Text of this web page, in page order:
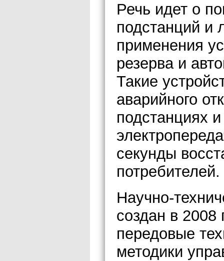
Речь идет о
подстанций и
применения
резерва и
Такие
аварийного
подстанциях
секунды
потребителей.
Научно-
создан в 2008
передовые
методики